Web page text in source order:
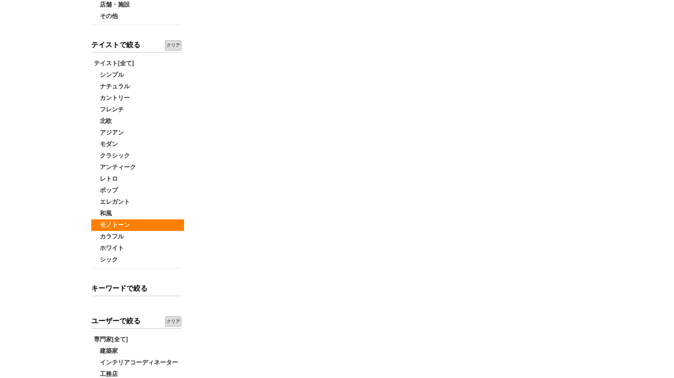
店舗・施設
その他
テイストで絞る クリア
テイスト[全て]
シンプル
ナチュラル
カントリー
フレンチ
北欧
アジアン
モダン
クラシック
アンティーク
レトロ
ポップ
エレガント
和風
モノトーン
カラフル
ホワイト
シック
キーワードで絞る
ユーザーで絞る クリア
専門家[全て]
建築家
インテリアコーディネーター
工務店